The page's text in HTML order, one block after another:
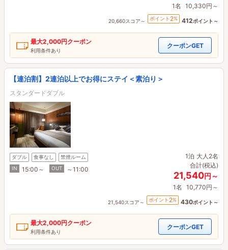
1名 10,330円～
20,660スコア～ ポイント 2% 412ポイント～
最大2,000円クーポン
利用条件あり
クーポンGET
【連泊割】2連泊以上でお得にステイ＜素泊り＞
スタンダードダブル
ダブル 食事なし
禁煙ルーム
IN
15:00～ OUT ～11:00
1泊 大人2名
合計(税込)
21,540円～
1名 10,770円～
21,540スコア～ ポイント 2% 430ポイント～
最大2,000円クーポン
利用条件あり
クーポンGET